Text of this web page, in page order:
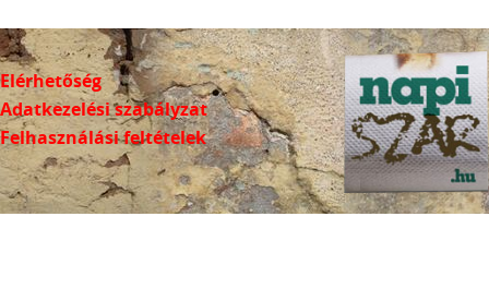
Elérhetőség
Adatkezelési szabályzat
Felhasználási feltételek